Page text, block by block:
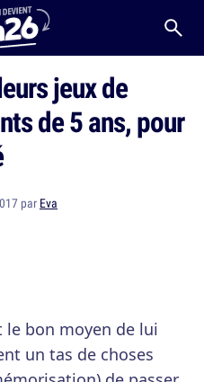
jeux de
de 5 ans, pour
par Eva
le bon moyen de lui
un tas de choses